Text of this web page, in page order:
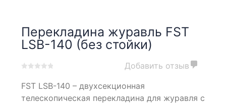
Перекладина журавль FST
LSB-140 (без стойки)
out
Добавить отзыв
FST LSB-140 – двухсекционная
телескопическая перекладина для журавля с